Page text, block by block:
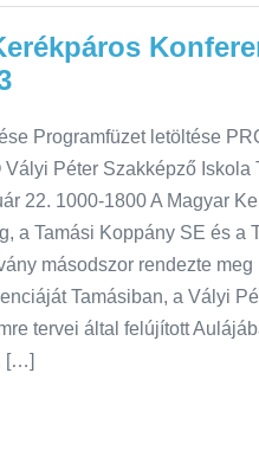
Programfüzet letöltése
Péter Szakképző Iskola
22. 1000-1800 A Magyar
a Tamási Koppány SE és a
másodszor rendezte meg
Tamásiban, a Vályi
tervei által felújított
[…]